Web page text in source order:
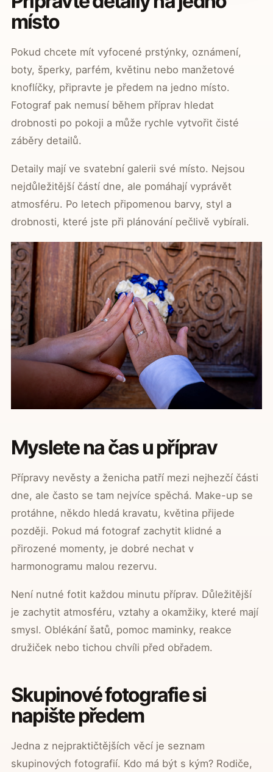
místo
Pokud chcete mít vyfocené prstýnky, oznámení,
boty, šperky, parfém, květinu nebo manžetové
knoflíčky, připravte je předem na jedno místo.
Fotograf pak nemusí během příprav hledat
drobnosti po pokoji a může rychle vytvořit čisté
záběry detailů.
Detaily mají ve svatební galerii své místo. Nejsou
nejdůležitější částí dne, ale pomáhají vyprávět
atmosféru. Po letech připomenou barvy, styl a
drobnosti, které jste při plánování pečlivě vybírali.
Myslete na čas u příprav
Přípravy nevěsty a ženicha patří mezi nejhezčí části
dne, ale často se tam nejvíce spěchá. Make-up se
protáhne, někdo hledá kravatu, květina přijede
později. Pokud má fotograf zachytit klidné a
přirozené momenty, je dobré nechat v
harmonogramu malou rezervu.
Není nutné fotit každou minutu příprav. Důležitější
je zachytit atmosféru, vztahy a okamžiky, které mají
smysl. Oblékání šatů, pomoc maminky, reakce
družiček nebo tichou chvíli před obřadem.
Skupinové fotografie si
napište předem
Jedna z nejpraktičtějších věcí je seznam
skupinových fotografií. Kdo má být s kým? Rodiče,